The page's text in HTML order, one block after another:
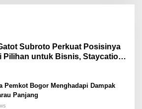
Subroto Perkuat Posisinya
Pilihan untuk Bisnis, Staycation,
di Jakarta Selatan
Pemkot Bogor Menghadapi Dampak
Panjang